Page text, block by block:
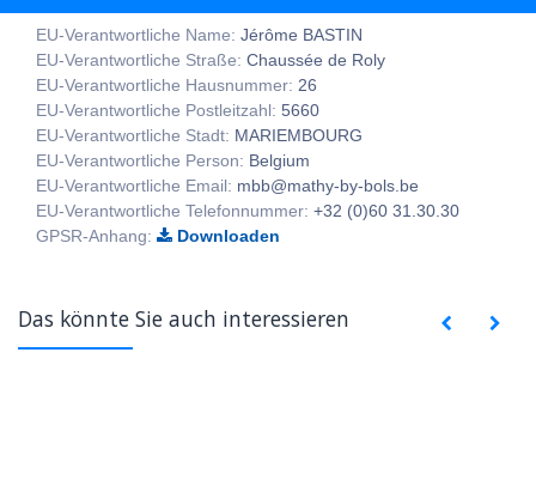
EU-Verantwortliche Name: Jérôme BASTIN
EU-Verantwortliche Straße: Chaussée de Roly
EU-Verantwortliche Hausnummer: 26
EU-Verantwortliche Postleitzahl: 5660
EU-Verantwortliche Stadt: MARIEMBOURG
EU-Verantwortliche Person: Belgium
EU-Verantwortliche Email: mbb@mathy-by-bols.be
EU-Verantwortliche Telefonnummer: +32 (0)60 31.30.30
GPSR-Anhang:
Downloaden
Das könnte Sie auch interessieren